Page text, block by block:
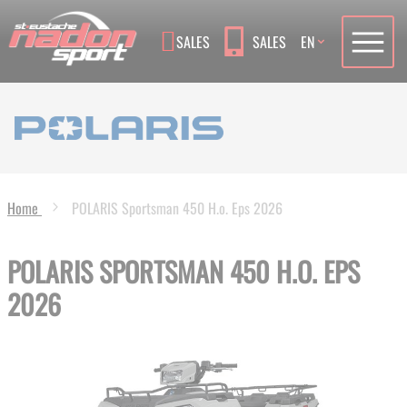
SALES SALES Language
EN
Home POLARIS Sportsman 450 H.o. Eps 2026
POLARIS SPORTSMAN 450 H.O. EPS
2026